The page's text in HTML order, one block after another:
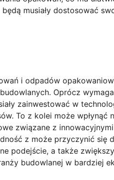
musiały dostosować
i odpadów
Oprócz
zainwestować w
To z kolei może wpłynąć
związane z
z może przyczynić się
podejście, a także
budowlanej w bardziej